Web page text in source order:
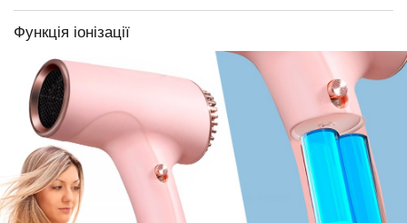
Функція іонізації